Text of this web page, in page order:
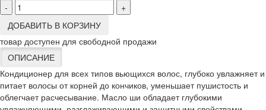
-
+
ДОБАВИТЬ В КОРЗИНУ
товар доступен для свободной продажи
ОПИСАНИЕ
Кондиционер для всех типов вьющихся волос, глубоко увлажняет и
питает волосы от корней до кончиков, уменьшает пушистость и
облегчает расчесывание. Масло ши обладает глубокими